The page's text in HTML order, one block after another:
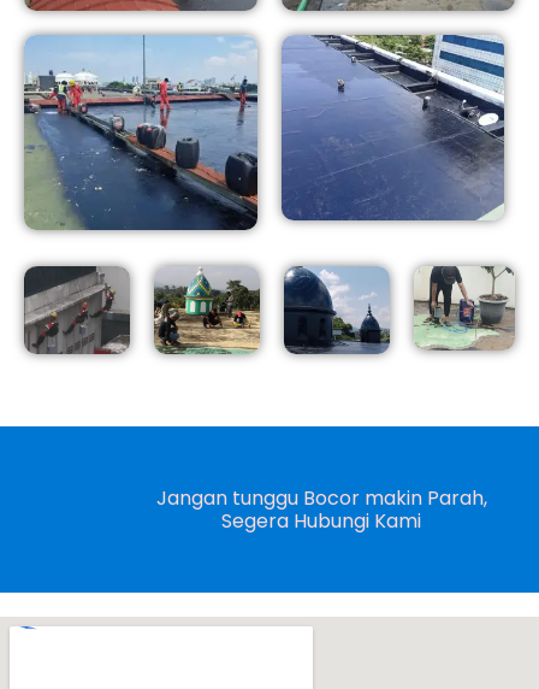
Jangan tunggu Bocor makin Parah,
Segera Hubungi Kami